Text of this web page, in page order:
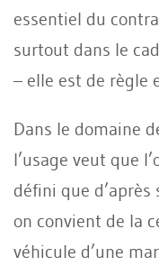
essentiel du
surtout dans le
– elle est de règle
Dans le domaine
l’usage veut que
défini que
on convient de la
véhicule d’une